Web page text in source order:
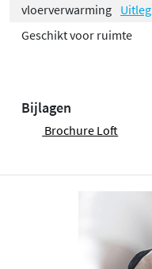
vloerverwarming Uitleg
Geschikt voor ruimte
Bijlagen
Brochure Loft